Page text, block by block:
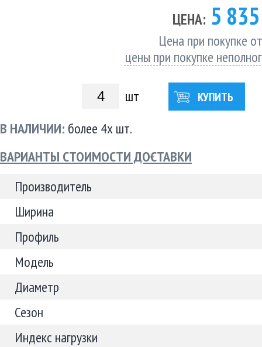
ЦЕНА: 5
Цена при покупке
цены при покупке
шт КУПИТЬ
В НАЛИЧИИ: более 4х шт.
ВАРИАНТЫ СТОИМОСТИ ДОСТАВКИ
Производитель
Ширина
Профиль
Модель
Диаметр
Сезон
Индекс нагрузки